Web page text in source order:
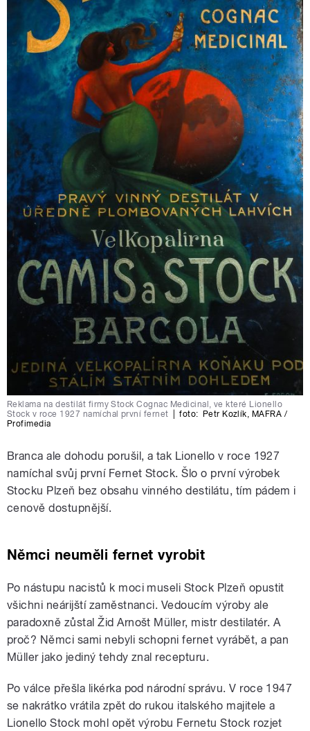
Reklama na destilát firmy Stock Cognac Medicinal, ve které Lionello
Stock v roce 1927 namíchal první fernet
foto: Petr Kozlík, MAFRA /
Profimedia
Branca ale dohodu porušil, a tak Lionello v roce 1927
namíchal svůj první Fernet Stock. Šlo o první výrobek
Stocku Plzeň bez obsahu vinného destilátu, tím pádem i
cenově dostupnější.
Němci neuměli fernet vyrobit
Po nástupu nacistů k moci museli Stock Plzeň opustit
všichni neárijští zaměstnanci. Vedoucím výroby ale
paradoxně zůstal Žid Arnošt Müller, mistr destilatér. A
proč? Němci sami nebyli schopni fernet vyrábět, a pan
Müller jako jediný tehdy znal recepturu.
Po válce přešla likérka pod národní správu. V roce 1947
se nakrátko vrátila zpět do rukou italského majitele a
Lionello Stock mohl opět výrobu Fernetu Stock rozjet